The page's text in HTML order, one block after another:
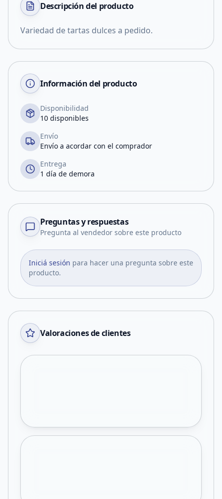
Descripción del producto
Variedad de tartas dulces a pedido.
Información del producto
Disponibilidad
10 disponibles
Envío
Envío a acordar con el comprador
Entrega
1 día de demora
Preguntas y respuestas
Pregunta al vendedor sobre este producto
Iniciá sesión para hacer una pregunta sobre este
producto.
Valoraciones de clientes